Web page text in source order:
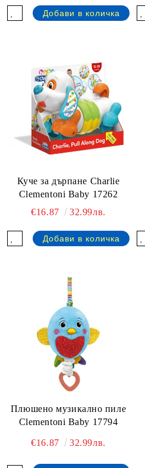
Куче за дърпане Charlie
Clementoni Baby 17262
€16.87
32.99лв.
Плюшено музикално пиле
Clementoni Baby 17794
€16.87 32.99лв.